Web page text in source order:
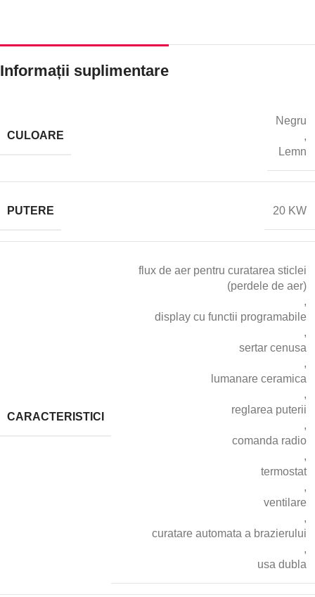
Informații suplimentare
CULOARE
Negru
,
Lemn
PUTERE 20 KW
CARACTERISTICI
flux de aer pentru curatarea sticlei
(perdele de aer)
,
display cu functii programabile
,
sertar cenusa
,
lumanare ceramica
,
reglarea puterii
,
comanda radio
,
termostat
,
ventilare
,
curatare automata a brazierului
,
usa dubla